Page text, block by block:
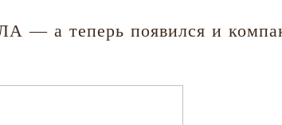
— а теперь появился и